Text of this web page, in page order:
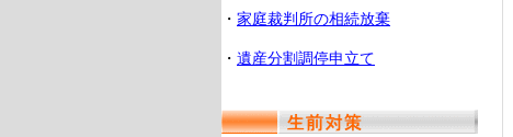
・ 家庭裁判所の相続放棄
・ 遺産分割調停申立て